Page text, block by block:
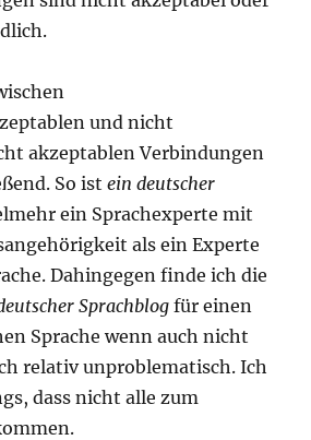
und nicht
akzeptablen Verbindungen
So istein deutscher
ein Sprachexperte mit
als ein Experte
Dahingegen finde ich die
Sprachblog für einen
Sprache wenn auch nicht
relativ unproblematisch. Ich
dass nicht alle zum